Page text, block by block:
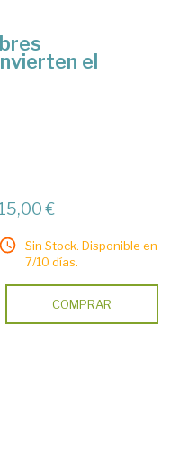
el
15,00 €
Sin Stock. Disponible en
7/10 días.
COMPRAR